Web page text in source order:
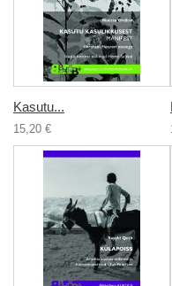
Kasutu...
15,20 €